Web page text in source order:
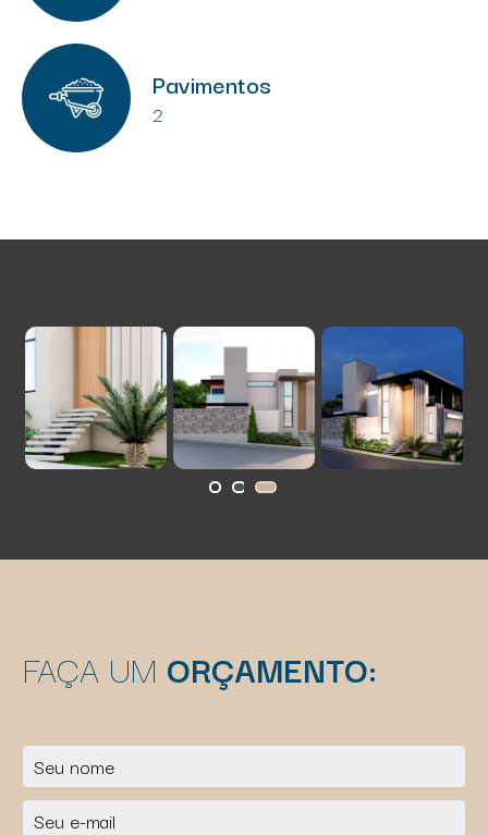
Pavimentos
2
FAÇA UM ORÇAMENTO: